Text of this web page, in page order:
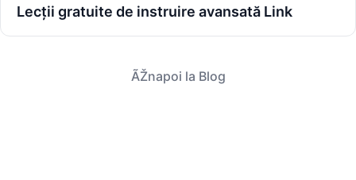
Lecții gratuite de instruire avansată Link
ÃŽnapoi la Blog